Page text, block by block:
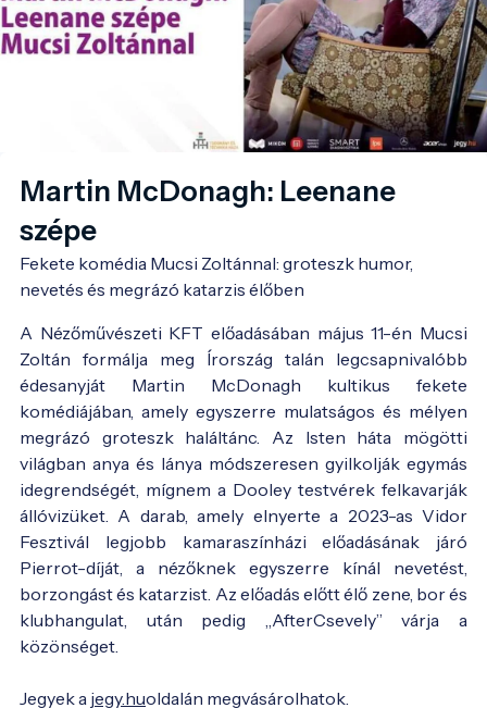
Martin McDonagh: Leenane
szépe
Fekete komédia Mucsi Zoltánnal: groteszk humor,
nevetés és megrázó katarzis élőben
A Nézőművészeti KFT előadásában május 11-én Mucsi
Zoltán formálja meg Írország talán legcsapnivalóbb
édesanyját Martin McDonagh kultikus fekete
komédiájában, amely egyszerre mulatságos és mélyen
megrázó groteszk haláltánc. Az Isten háta mögötti
világban anya és lánya módszeresen gyilkolják egymás
idegrendségét, mígnem a Dooley testvérek felkavarják
állóvizüket. A darab, amely elnyerte a 2023-as Vidor
Fesztivál legjobb kamaraszínházi előadásának járó
Pierrot-díját, a nézőknek egyszerre kínál nevetést,
borzongást és katarzist. Az előadás előtt élő zene, bor és
klubhangulat, után pedig „AfterCsevely” várja a
közönséget.
Jegyek a jegy.huoldalán megvásárolhatok.